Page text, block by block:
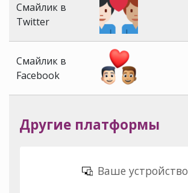
Смайлик в
Twitter
Смайлик в
Facebook
Другие платформы
Ваше устройство